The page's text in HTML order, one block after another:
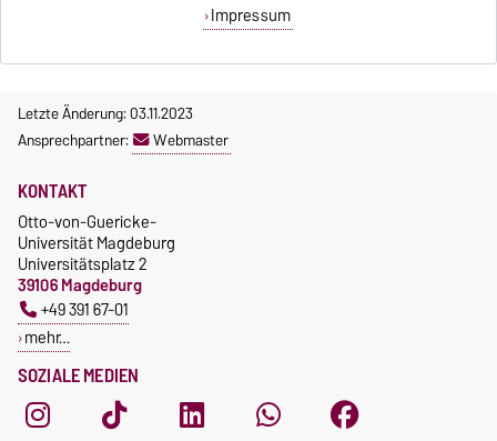
Impressum
Letzte Änderung: 03.11.2023
Ansprechpartner:
Webmaster
SOZIALE MEDIEN
KONTAKT
Otto-von-Guericke-
Universität Magdeburg
Universitätsplatz 2
39106 Magdeburg
+49 391 67-01
mehr…